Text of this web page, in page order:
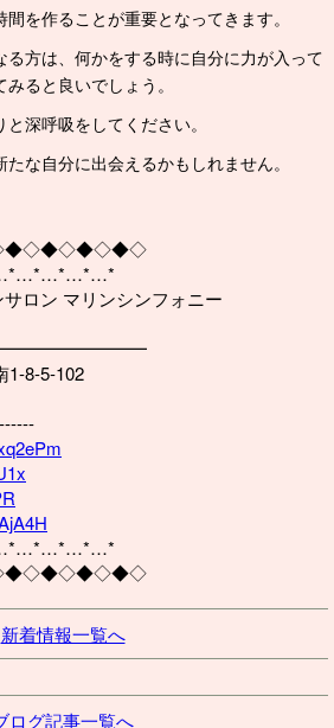
を作ることが重要となってきます。
方は、何かをする時に自分に力が入って
ると良いでしょう。
深呼吸をしてください。
な自分に出会えるかもしれません。
ロン マリンシンフォニー
1-8-5-102
新着情報一覧へ
ログ記事一覧へ